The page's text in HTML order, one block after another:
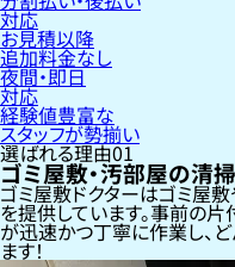
対応
お見積以降
追加料金なし
夜間・即日
対応
経験値豊富な
スタッフが勢揃い
選ばれる理由01
ゴミ屋敷・汚部屋の清
ゴミ屋敷ドクターはゴミ屋
を提供しています。事前の
が迅速かつ丁寧に作業し、
ます！